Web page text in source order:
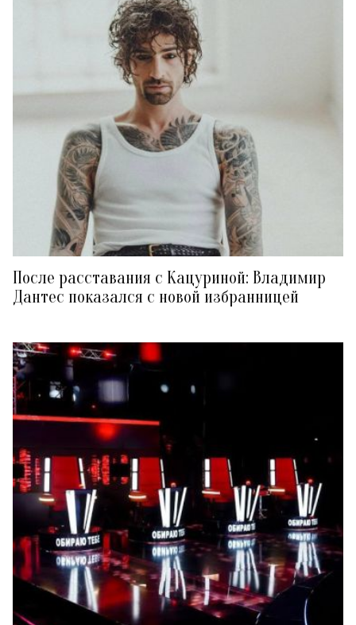
После расставания с Кацуриной: Владимир
Дантес показался с новой избранницей